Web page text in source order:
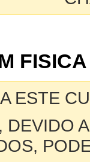
ESTE
DEVIDO